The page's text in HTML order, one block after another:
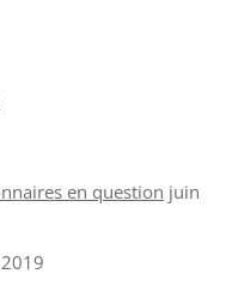
en question juin